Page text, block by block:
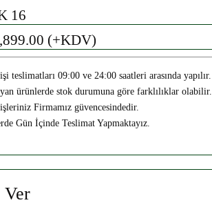
16
(+KDV)
teslimatları 09:00 ve 24:00 saatleri arasında yapılır.
ürünlerde stok durumuna göre farklılıklar olabilir.
Firmamız güvencesindedir.
Gün İçinde Teslimat Yapmaktayız.
Ver